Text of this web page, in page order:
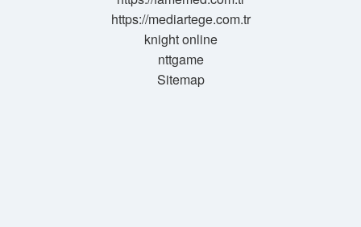
https://mediartege.com.tr
knight online
nttgame
Sitemap